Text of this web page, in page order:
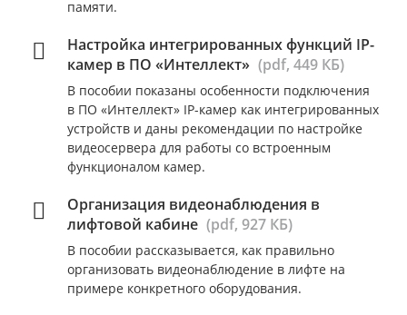
памяти.
Настройка интегрированных функций IP-
камер в ПО «Интеллект» (pdf, 449 КБ)
В пособии показаны особенности подключения
в ПО «Интеллект» IP-камер как интегрированных
устройств и даны рекомендации по настройке
видеосервера для работы со встроенным
функционалом камер.
Организация видеонаблюдения в
лифтовой кабине (pdf, 927 КБ)
В пособии рассказывается, как правильно
организовать видеонаблюдение в лифте на
примере конкретного оборудования.